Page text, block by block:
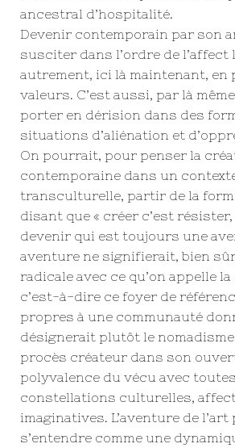
ancestral d’hospitalité.
Devenir contemporain par son
susciter dans l’ordre de l’affect
autrement, ici là maintenant, en
valeurs. C’est aussi, par là
porter en dérision dans des
situations d’aliénation et
On pourrait, pour penser la
contemporaine dans un
transculturelle, partir de la
disant que « créer c’est résister,
devenir qui est toujours une
aventure ne signifierait, bien
radicale avec ce qu’on appelle
c’est-à-dire ce foyer de
propres à une communauté
désignerait plutôt le
procès créateur dans son
polyvalence du vécu avec
constellations culturelles,
imaginatives. L’aventure de l’art
s’entendre comme une